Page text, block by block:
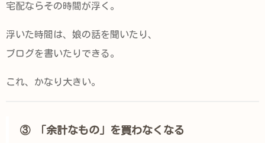
宅配ならその時間が浮く。
浮いた時間は、娘の話を聞いたり、
ブログを書いたりできる。
これ、かなり大きい。
③ 「余計なもの」を買わなくなる